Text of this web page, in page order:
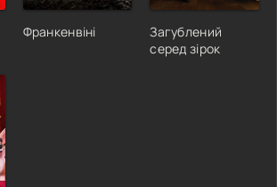
Франкенвіні
Загублений
серед зірок